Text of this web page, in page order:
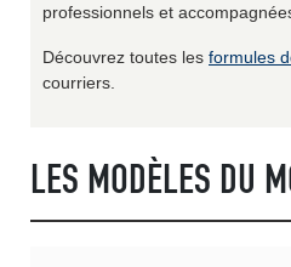
professionnels et
Découvrez toutes les formules
courriers.
LES MODÈLES DU